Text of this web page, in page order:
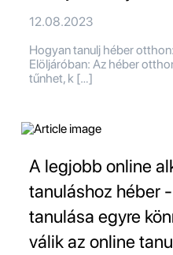
12.08.2023
Hogyan tanulj héber
Elöljáróban: Az héber
tűnhet, k […]
A legjobb online
tanuláshoz héber
tanulása egyre
válik az online